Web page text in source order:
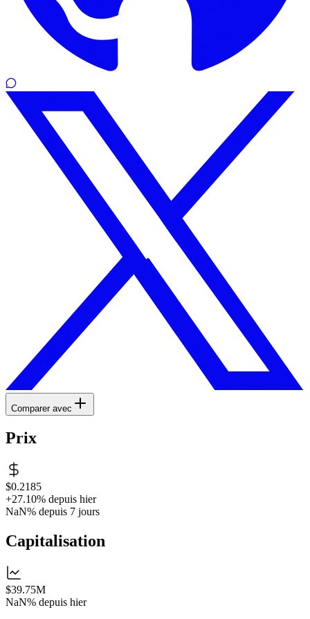
Comparer avec
Prix
$0.2185
+27.10% depuis hier
NaN% depuis 7 jours
Capitalisation
$39.75M
NaN% depuis hier